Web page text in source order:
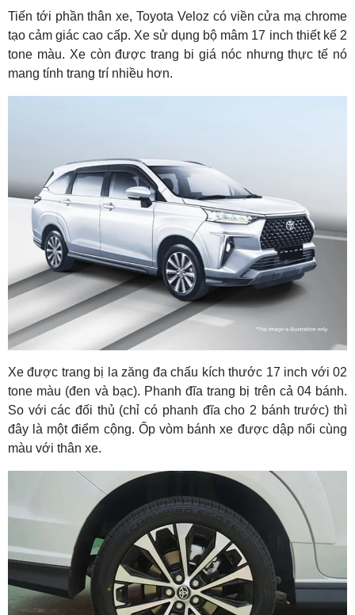
Tiến tới phần thân xe, Toyota Veloz có viền cửa mạ chrome
tạo cảm giác cao cấp. Xe sử dụng bộ mâm 17 inch thiết kế 2
tone màu. Xe còn được trang bi giá nóc nhưng thực tế nó
mang tính trang trí nhiều hơn.
Xe được trang bị la zăng đa chấu kích thước 17 inch với 02
tone màu (đen và bạc). Phanh đĩa trang bị trên cả 04 bánh.
So với các đối thủ (chỉ có phanh đĩa cho 2 bánh trước) thì
đây là một điểm cộng. Ốp vòm bánh xe được dập nổi cùng
màu với thân xe.